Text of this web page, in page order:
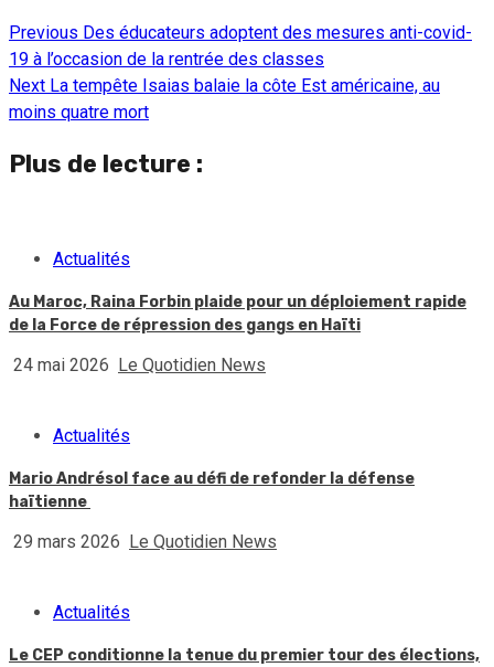
Continue
Reading
Previous Des éducateurs adoptent des mesures anti-covid-
19 à l’occasion de la rentrée des classes
Next La tempête Isaias balaie la côte Est américaine, au
moins quatre mort
Plus de lecture :
Actualités
Au Maroc, Raina Forbin plaide pour un déploiement rapide
de la Force de répression des gangs en Haïti
24 mai 2026 Le Quotidien News
Actualités
Mario Andrésol face au défi de refonder la défense
haïtienne
29 mars 2026 Le Quotidien News
Actualités
Le CEP conditionne la tenue du premier tour des élections,